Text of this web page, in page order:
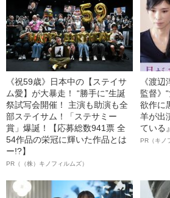
《祝59歳》日本中の【ステイサ
ム愛】が大暴走！ “勝手に”生誕
祭試写会開催！ 主演も助演も全
部ステイサム！「ステサミー
賞」爆誕！【応募総数941票 全
54作品の栄冠に輝いた作品とは
ー!?】
PR（（株）キノフィルムズ）
《渡
監督》
欲作に
羊が出
ている
PR（キノ